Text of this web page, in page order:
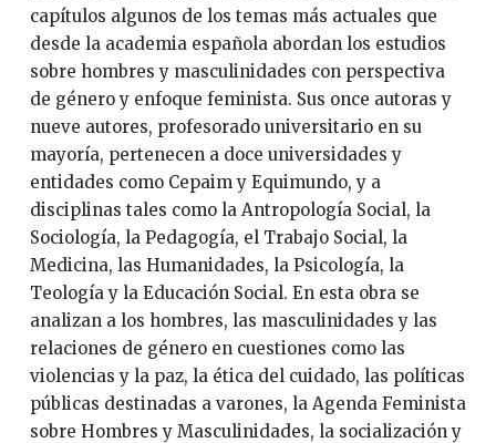
capítulos algunos de los temas más actuales que
desde la academia española abordan los estudios
sobre hombres y masculinidades con perspectiva
de género y enfoque feminista. Sus once autoras y
nueve autores, profesorado universitario en su
mayoría, pertenecen a doce universidades y
entidades como Cepaim y Equimundo, y a
disciplinas tales como la Antropología Social, la
Sociología, la Pedagogía, el Trabajo Social, la
Medicina, las Humanidades, la Psicología, la
Teología y la Educación Social. En esta obra se
analizan a los hombres, las masculinidades y las
relaciones de género en cuestiones como las
violencias y la paz, la ética del cuidado, las políticas
públicas destinadas a varones, la Agenda Feminista
sobre Hombres y Masculinidades, la socialización y